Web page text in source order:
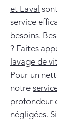
et Laval
service
besoins.
? Faites
lavage de
Pour un
notre
profondeur
négligées.